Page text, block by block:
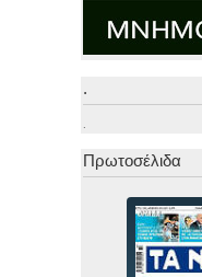
.
Πρωτοσέλιδα